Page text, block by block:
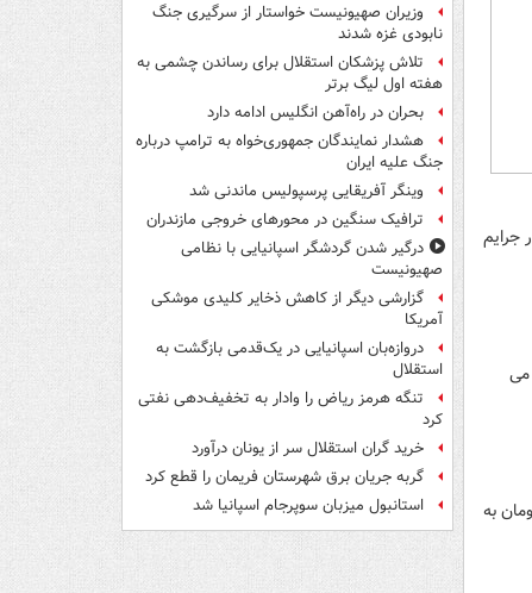
جرایم
می
به
وزیران صهیونیست خواستار از سرگیری جنگ
نابودی غزه شدند
تلاش پزشکان استقلال برای رساندن چشمی به
هفته اول لیگ برتر
بحران در راه‌آهن انگلیس ادامه دارد
هشدار نمایندگان جمهوری‌خواه به ترامپ درباره
جنگ علیه ایران
وینگر آفریقایی پرسپولیس ماندنی شد
ترافیک سنگین در محورهای خروجی مازندران
درگیر شدن گردشگر اسپانیایی با نظامی
صهیونیست
گزارشی دیگر از کاهش ذخایر کلیدی موشکی
آمریکا
دروازه‌بان اسپانیایی در یک‌قدمی بازگشت به
استقلال
تنگه هرمز ریاض را وادار به تخفیف‌دهی نفتی
کرد
خرید گران استقلال سر از یونان درآورد
گربه جریان برق شهرستان فریمان را قطع کرد
استانبول میزبان سوپرجام اسپانیا شد